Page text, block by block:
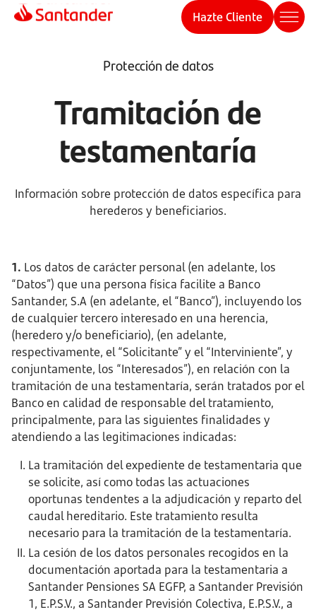
Hazte Cliente
Protección de datos
Tramitación de
testamentaría
Información sobre protección de datos específica para
herederos y beneficiarios.
1. Los datos de carácter personal (en adelante, los
“Datos”) que una persona física facilite a Banco
Santander, S.A (en adelante, el “Banco”), incluyendo los
de cualquier tercero interesado en una herencia,
(heredero y/o beneficiario), (en adelante,
respectivamente, el “Solicitante” y el “Interviniente”, y
conjuntamente, los “Interesados”), en relación con la
tramitación de una testamentaría, serán tratados por el
Banco en calidad de responsable del tratamiento,
principalmente, para las siguientes finalidades y
atendiendo a las legitimaciones indicadas:
La tramitación del expediente de testamentaria que
se solicite, así como todas las actuaciones
oportunas tendentes a la adjudicación y reparto del
caudal hereditario. Este tratamiento resulta
necesario para la tramitación de la testamentaría.
La cesión de los datos personales recogidos en la
documentación aportada para la testamentaria a
Santander Pensiones SA EGFP, a Santander Previsión
1, E.P.S.V., a Santander Previsión Colectiva, E.P.S.V., a